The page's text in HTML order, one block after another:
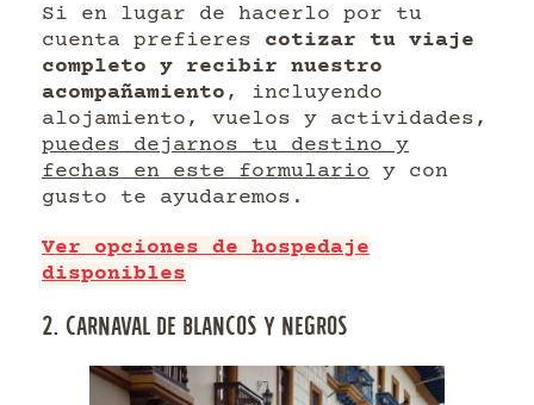
Si en lugar de hacerlo por tu
cuenta prefieres cotizar tu viaje
completo y recibir nuestro
acompañamiento , incluyendo
alojamiento, vuelos y actividades,
puedes dejarnos tu destino y
fechas en este formulario y con
gusto te ayudaremos.
Ver opciones de hospedaje
disponibles
2. CARNAVAL DE BLANCOS Y NEGROS